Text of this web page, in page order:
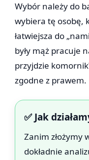
Wybór należy do
wybiera tę osobę,
łatwiejsza do
były mąż pracuje
przyjdzie
zgodne z prawem.
✅ Jak
Zanim złożymy
dokładnie